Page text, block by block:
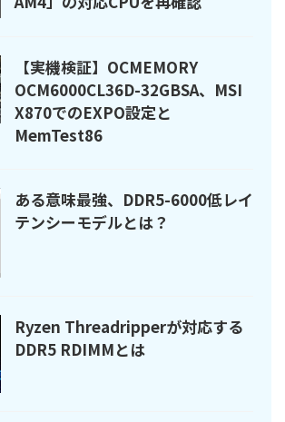
【実機検証】OCMEMORY
OCM6000CL36D-32GBSA、MSI
X870でのEXPO設定と
MemTest86
ある意味最強、DDR5-6000低レイ
テンシーモデルとは？
Ryzen Threadripperが対応する
DDR5 RDIMMとは